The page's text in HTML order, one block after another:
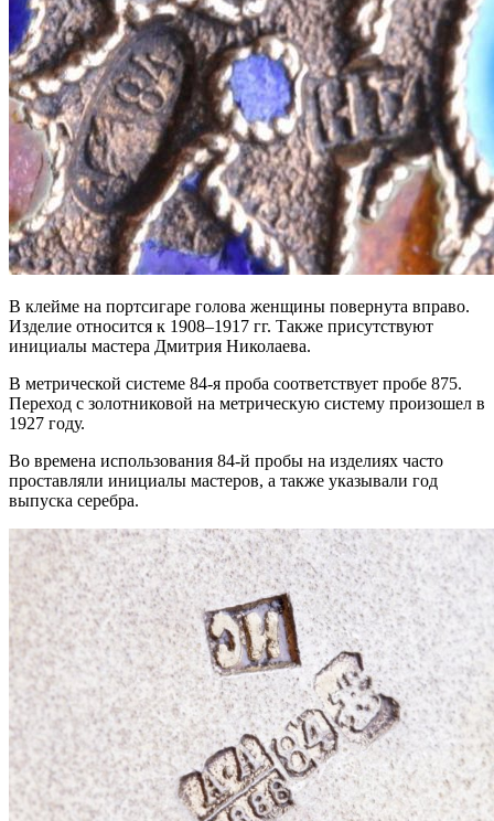
В клейме на портсигаре голова женщины повернута вправо.
Изделие относится к 1908–1917 гг. Также присутствуют
инициалы мастера Дмитрия Николаева.
В метрической системе 84-я проба соответствует пробе 875.
Переход с золотниковой на метрическую систему произошел в
1927 году.
Во времена использования 84-й пробы на изделиях часто
проставляли инициалы мастеров, а также указывали год
выпуска серебра.